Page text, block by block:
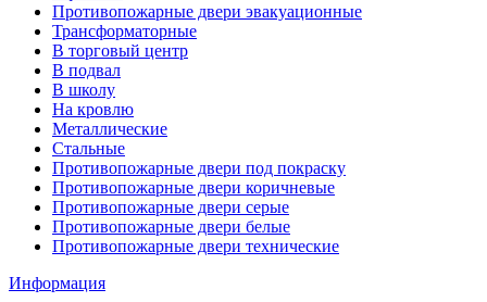
Противопожарные двери эвакуационные
Трансформаторные
В торговый центр
В подвал
В школу
На кровлю
Металлические
Стальные
Противопожарные двери под покраску
Противопожарные двери коричневые
Противопожарные двери серые
Противопожарные двери белые
Противопожарные двери технические
Информация